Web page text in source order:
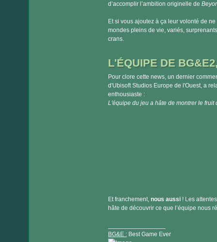
d’accomplir l’ambition originelle de
Et si vous ajoutez à ça leur volonté de
mondes pleins de vie, variés,
crans.
L'ÉQUIPE DE
Pour clore cette news, un dernier
d'Ubisoft Studios Europe de l'Ouest, a
enthousiaste :
L'équipe du jeu a hâte de montrer le fruit
Et franchement, nous aussi! Les
hâte de découvrir ce que l’équipe nous
BG&E :Best Game Ever